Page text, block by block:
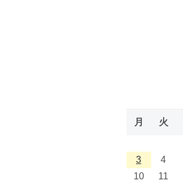
月 火
3
4
10
11